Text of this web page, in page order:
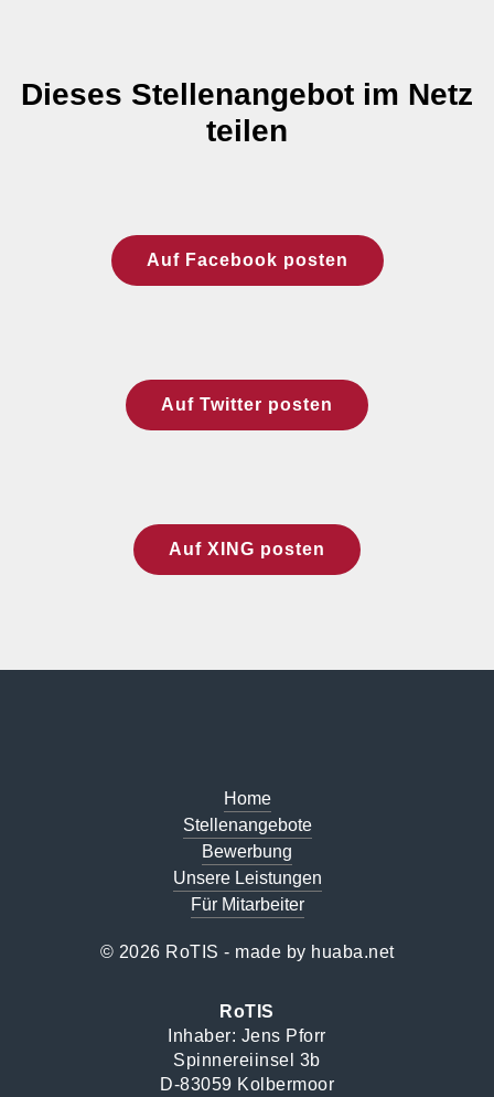
Dieses Stellenangebot im Netz
teilen
Auf Facebook posten
Auf Twitter posten
Auf XING posten
Home
Stellenangebote
Bewerbung
Unsere Leistungen
Für Mitarbeiter
© 2026 RoTIS - made by huaba.net
RoTIS
Inhaber: Jens Pforr
Spinnereiinsel 3b
D-83059 Kolbermoor